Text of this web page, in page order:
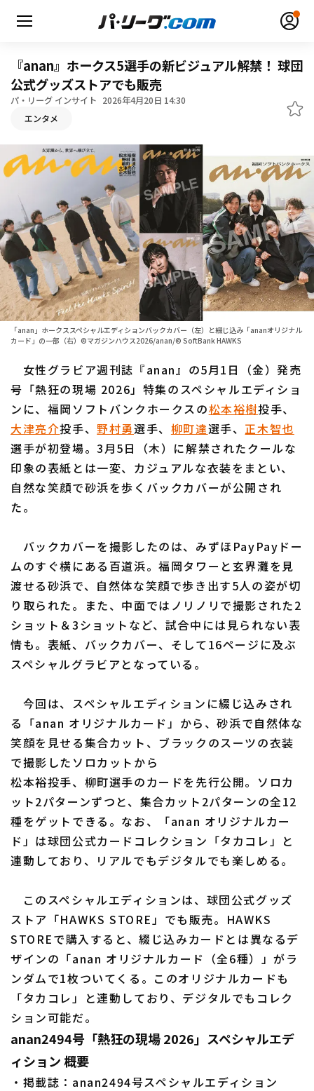
無料アカウント登録
HOME
日程・結果
順位表･成績
1軍公式戦
ファーム東地区
ファーム中地区
ファーム西地区
交流戦
選手名鑑
選手名鑑トップ
北海道日本ハムファイターズ
東北楽天ゴールデンイーグルス
埼玉西武ライオンズ
千葉ロッテマリーンズ
オリックス・バファローズ
ニュース
設定
プライバシーポリシー
運営会社（別ウィンドウで開く）
特定商取引法の表示 アルバイト募集 （別ウィンドウで開く
『anan』ホークス5選手の新ビジュアル解禁！ 球団
公式グッズストアでも販売
パ・リーグ インサイト 2026年4月20日 14:30
エンタメ
「anan」ホークススペシャルエディションバックカバー（左）と綴じ込み「ananオリジナル
カード」の一部（右）©マガジンハウス2026/anan/© SoftBank HAWKS
女性グラビア週刊誌『anan』の5月1日（金）発売
号「熱狂の現場 2026」特集のスペシャルエディショ
ンに、福岡ソフトバンクホークスの松本裕樹投手、
大津亮介投手、野村勇選手、 柳町達選手、 正木智也
選手が初登場。3月5日（木）に解禁されたクールな
印象の表紙とは一変、カジュアルな衣装をまとい、
自然な笑顔で砂浜を歩くバックカバーが公開され
た。
バックカバーを撮影したのは、みずほPayPayドー
ムのすぐ横にある百道浜。福岡タワーと玄界灘を見
渡せる砂浜で、自然体な笑顔で歩き出す5人の姿が切
り取られた。また、中面ではノリノリで撮影された2
ショット＆3ショットなど、試合中には見られない表
情も。表紙、バックカバー、そして16ページに及ぶ
スペシャルグラビアとなっている。
今回は、スペシャルエディションに綴じ込みされ
る「anan オリジナルカード」から、砂浜で自然体な
笑顔を見せる集合カット、ブラックのスーツの衣装
で撮影したソロカットから
松本裕投手、柳町選手のカードを先行公開。ソロカ
ット2パターンずつと、集合カット2パターンの全12
種をゲットできる。なお、「anan オリジナルカー
ド」は球団公式カードコレクション「タカコレ」と
連動しており、リアルでもデジタルでも楽しめる。
このスペシャルエディションは、球団公式グッズ
ストア「HAWKS STORE」でも販売。HAWKS
STOREで購入すると、綴じ込みカードとは異なるデ
ザインの「anan オリジナルカード（全6種）」がラ
ンダムで1枚ついてくる。このオリジナルカードも
「タカコレ」と連動しており、デジタルでもコレク
ション可能だ。
anan2494号「熱狂の現場 2026」スペシャルエデ
ィション 概要
・掲載誌：anan2494号スペシャルエディション